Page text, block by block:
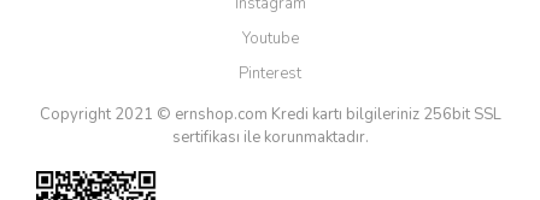
Youtube
Pinterest
Copyright 2021 © ernshop.com Kredi kartı bilgileriniz 256bit SSL
sertifikası ile korunmaktadır.